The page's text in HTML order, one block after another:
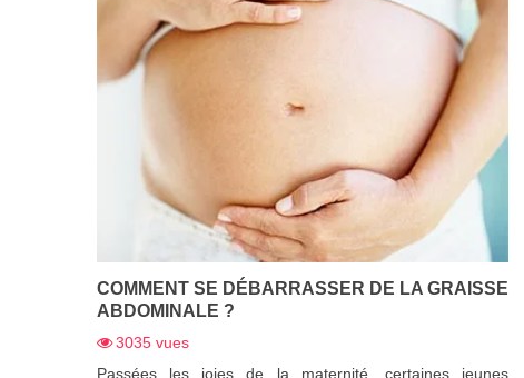
COMMENT SE DÉBARRASSER DE LA GRAISSE
ABDOMINALE ?
3035 vues
Passées les joies de la maternité, certaines jeunes